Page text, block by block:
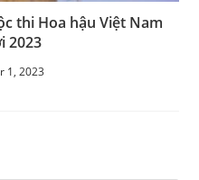
thi Hoa hậu Việt Nam
2023
1, 2023